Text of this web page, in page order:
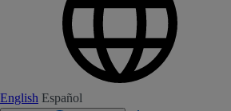
English Español